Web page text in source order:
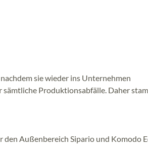
sie wieder ins Unternehmen
sämtliche Produktionsabfälle. Daher
Außenbereich Sipario und Komodo